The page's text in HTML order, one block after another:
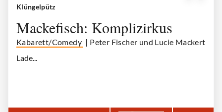
Klüngelpütz
Mackefisch: Komplizirkus
Kabarett/Comedy | Peter Fischer und Lucie Mackert
Lade...